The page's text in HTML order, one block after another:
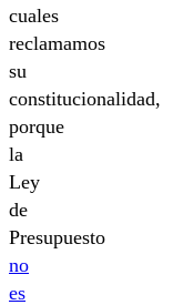
cuales
reclamamos
su
constitucionalidad,
porque
la
Ley
de
Presupuesto
no
es